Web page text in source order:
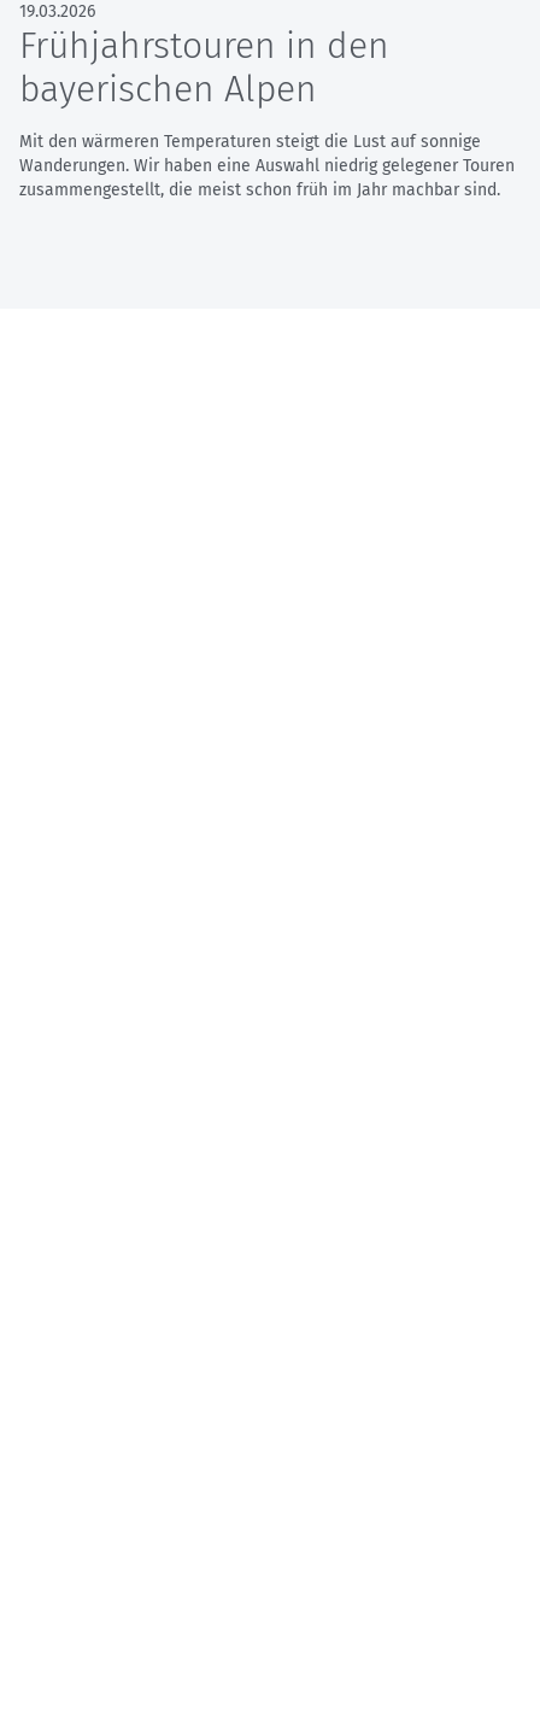
19.03.2026
Frühjahrstouren in den
bayerischen Alpen
Mit den wärmeren Temperaturen steigt die Lust auf sonnige
Wanderungen. Wir haben eine Auswahl niedrig gelegener Touren
zusammengestellt, die meist schon früh im Jahr machbar sind.